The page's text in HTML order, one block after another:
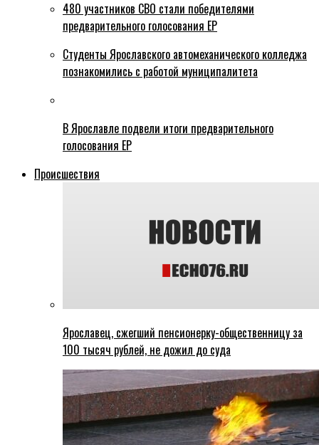
480 участников СВО стали победителями
предварительного голосования ЕР
Студенты Ярославского автомеханического колледжа
познакомились с работой муниципалитета
В Ярославле подвели итоги предварительного
голосования ЕР
Происшествия
Ярославец, сжегший пенсионерку-общественницу за
100 тысяч рублей, не дожил до суда